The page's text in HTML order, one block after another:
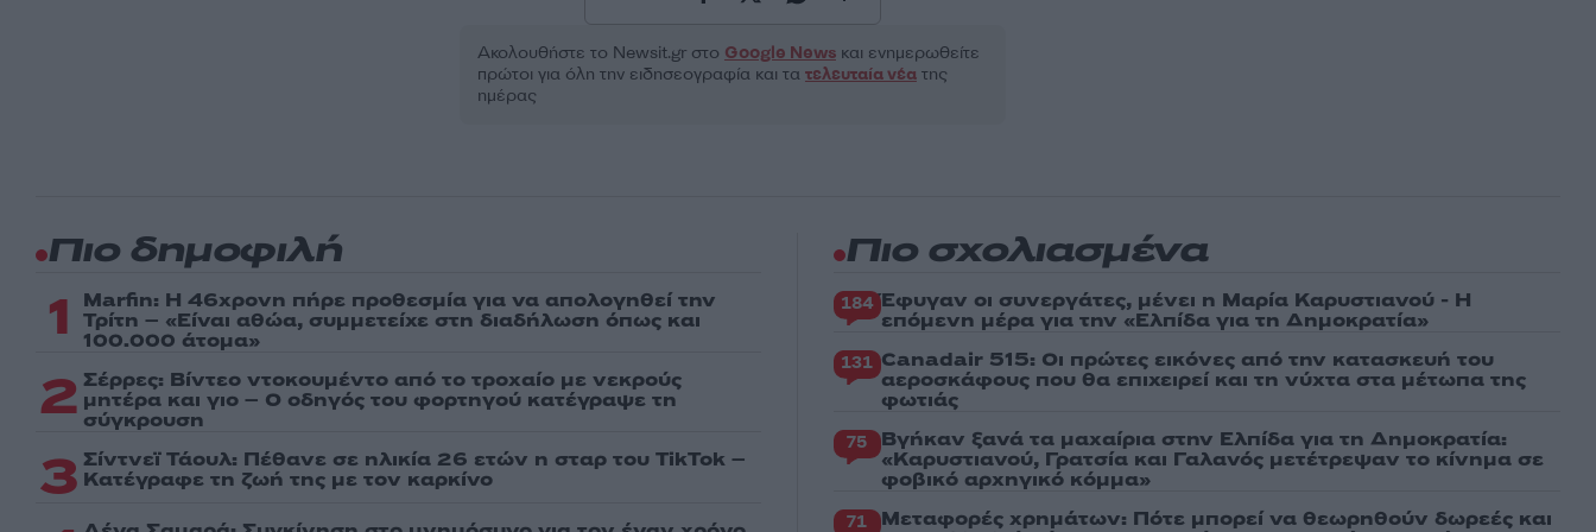
Ακολουθήστε το Νewsit.gr στο Google Newsκαι ενημερωθείτε
πρώτοι για όλη την ειδησεογραφία και τα τελευταία νέατης
ημέρας
Πιο δημοφιλή
1 Marfin: Η 46χρονη πήρε προθεσμία για να απολογηθεί την
Τρίτη – «Είναι αθώα, συμμετείχε στη διαδήλωση όπως και
100.000 άτομα»
2 Σέρρες: Βίντεο ντοκουμέντο από το τροχαίο με νεκρούς
μητέρα και γιο – Ο οδηγός του φορτηγού κατέγραψε τη
σύγκρουση
3 Σίντνεϊ Τάουλ: Πέθανε σε ηλικία 26 ετών η σταρ του TikTok –
Kατέγραφε τη ζωή της με τον καρκίνο
Πιο σχολιασμένα
184 Έφυγαν οι συνεργάτες, μένει η Μαρία Καρυστιανού - Η
επόμενη μέρα για την «Ελπίδα για τη Δημοκρατία»
131 Canadair 515: Οι πρώτες εικόνες από την κατασκευή του
αεροσκάφους που θα επιχειρεί και τη νύχτα στα μέτωπα της
φωτιάς
75 Βγήκαν ξανά τα μαχαίρια στην Ελπίδα για τη Δημοκρατία:
«Καρυστιανού, Γρατσία και Γαλανός μετέτρεψαν το κίνημα σε
φοβικό αρχηγικό κόμμα»
71 Μεταφορές χρημάτων: Πότε μπορεί να θεωρηθούν δωρεές και